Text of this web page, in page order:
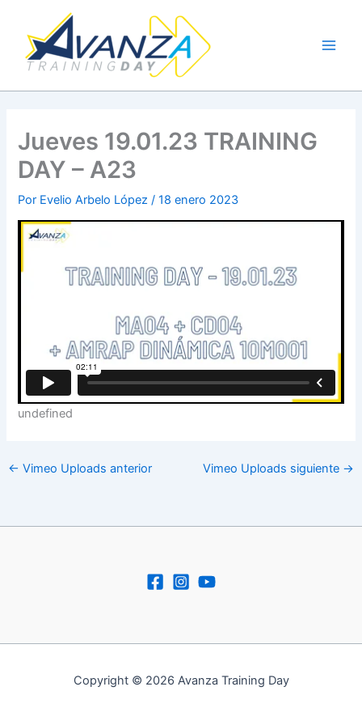
contenido
Jueves 19.01.23 TRAINING
DAY – A23
Por Evelio Arbelo López/18 enero 2023
undefined
← Vimeo Uploads anterior Vimeo Uploads siguiente →
Copyright © 2026 Avanza Training Day